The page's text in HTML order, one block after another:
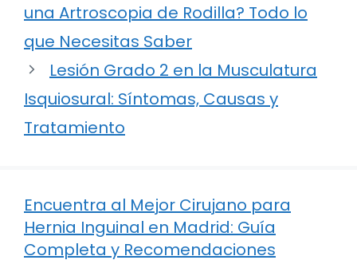
una Artroscopia de Rodilla? Todo lo
que Necesitas Saber
Lesión Grado 2 en la Musculatura
Isquiosural: Síntomas, Causas y
Tratamiento
Encuentra al Mejor Cirujano para
Hernia Inguinal en Madrid: Guía
Completa y Recomendaciones